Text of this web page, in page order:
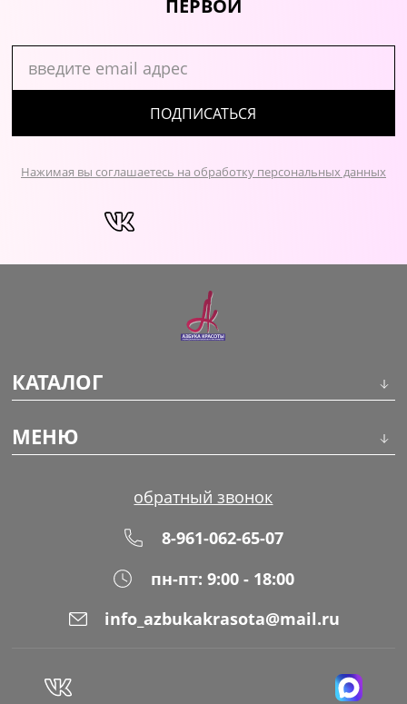
ПЕРВОЙ
ПОДПИСАТЬСЯ
Нажимая вы соглашаетесь на обработку персональных данных
КАТАЛОГ
Макияж
МЕНЮ
Оплата
обратный звонок
8-961-062-65-07
пн-пт: 9:00 - 18:00
info_azbukakrasota@mail.ru